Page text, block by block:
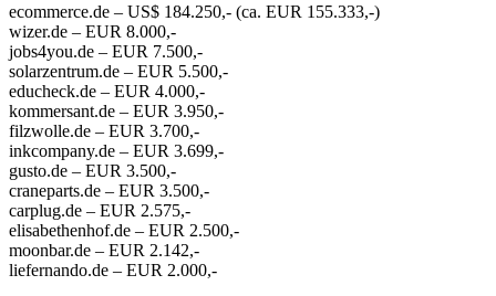
ecommerce.de – US$ 184.250,- (ca. EUR 155.333,-)
wizer.de – EUR 8.000,-
jobs4you.de – EUR 7.500,-
solarzentrum.de – EUR 5.500,-
educheck.de – EUR 4.000,-
kommersant.de – EUR 3.950,-
filzwolle.de – EUR 3.700,-
inkcompany.de – EUR 3.699,-
gusto.de – EUR 3.500,-
craneparts.de – EUR 3.500,-
carplug.de – EUR 2.575,-
elisabethenhof.de – EUR 2.500,-
moonbar.de – EUR 2.142,-
liefernando.de – EUR 2.000,-